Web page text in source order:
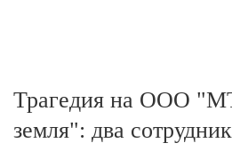
Трагедия на ООО
земля": два